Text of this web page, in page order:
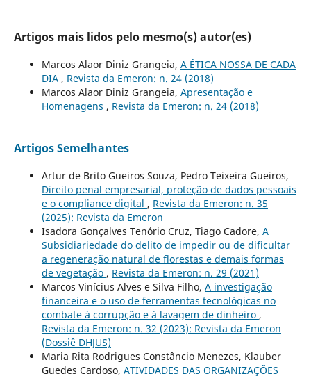
Artigos mais lidos pelo mesmo(s) autor(es)
Marcos Alaor Diniz Grangeia, A ÉTICA NOSSA DE CADA
DIA , Revista da Emeron: n. 24 (2018)
Marcos Alaor Diniz Grangeia, Apresentação e
Homenagens , Revista da Emeron: n. 24 (2018)
Artigos Semelhantes
Artur de Brito Gueiros Souza, Pedro Teixeira Gueiros,
Direito penal empresarial, proteção de dados pessoais
e o compliance digital , Revista da Emeron: n. 35
(2025): Revista da Emeron
Isadora Gonçalves Tenório Cruz, Tiago Cadore, A
Subsidiariedade do delito de impedir ou de dificultar
a regeneração natural de florestas e demais formas
de vegetação , Revista da Emeron: n. 29 (2021)
Marcos Vinícius Alves e Silva Filho, A investigação
financeira e o uso de ferramentas tecnológicas no
combate à corrupção e à lavagem de dinheiro ,
Revista da Emeron: n. 32 (2023): Revista da Emeron
(Dossiê DHJUS)
Maria Rita Rodrigues Constâncio Menezes, Klauber
Guedes Cardoso, ATIVIDADES DAS ORGANIZAÇÕES